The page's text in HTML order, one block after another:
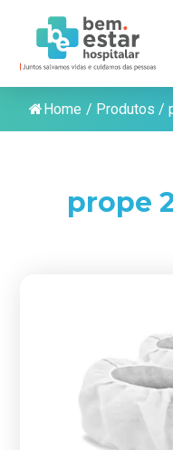
Home / Produtos /
prope